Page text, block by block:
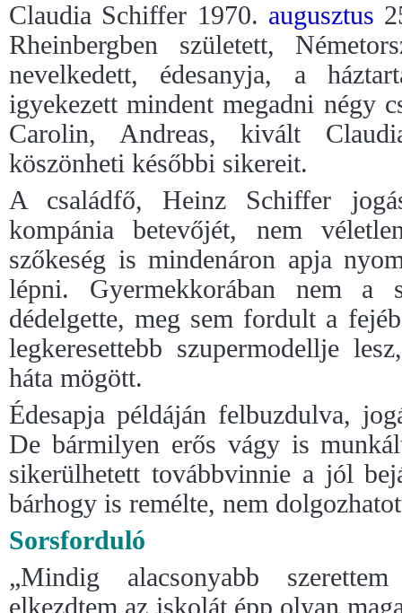
Claudia Schiffer 1970. augusztus
Rheinbergben született,
nevelkedett, édesanyja, a
igyekezett mindent megadni négy
Carolin, Andreas, kivált
köszönheti későbbi sikereit.
A családfő, Heinz Schiffer
kompánia betevőjét, nem
szőkeség is mindenáron apja
lépni. Gyermekkorában nem a
dédelgette, meg sem fordult a
legkeresettebb szupermodellje
háta mögött.
Édesapja példáján felbuzdulva,
De bármilyen erős vágy is
sikerülhetett továbbvinnie a jól
bárhogy is remélte, nem
Sorsforduló
„Mindig alacsonyabb
elkezdtem az iskolát épp olyan